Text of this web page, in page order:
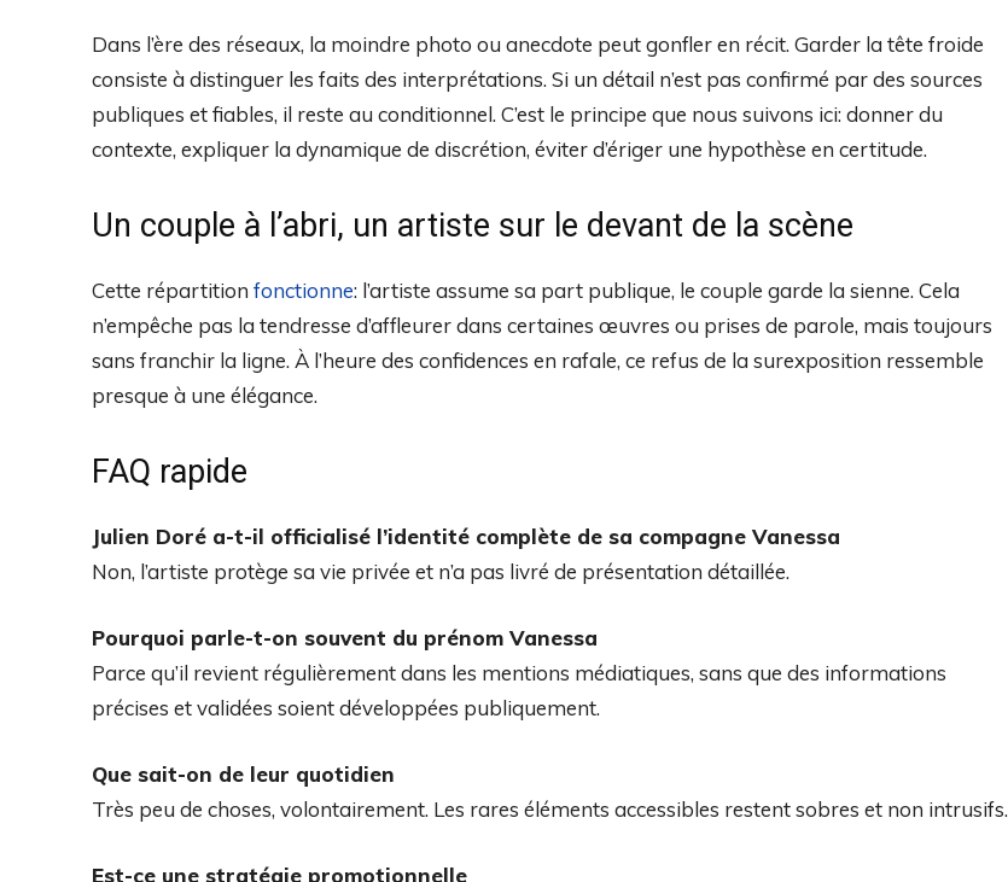
Dans l’ère des réseaux, la moindre photo ou anecdote peut gonfler en récit. Garder la tête froide
consiste à distinguer les faits des interprétations. Si un détail n’est pas confirmé par des sources
publiques et fiables, il reste au conditionnel. C’est le principe que nous suivons ici: donner du
contexte, expliquer la dynamique de discrétion, éviter d’ériger une hypothèse en certitude.
Un couple à l’abri, un artiste sur le devant de la scène
Cette répartition fonctionne: l’artiste assume sa part publique, le couple garde la sienne. Cela
n’empêche pas la tendresse d’affleurer dans certaines œuvres ou prises de parole, mais toujours
sans franchir la ligne. À l’heure des confidences en rafale, ce refus de la surexposition ressemble
presque à une élégance.
FAQ rapide
Julien Doré a-t-il officialisé l’identité complète de sa compagne Vanessa
Non, l’artiste protège sa vie privée et n’a pas livré de présentation détaillée.
Pourquoi parle-t-on souvent du prénom Vanessa
Parce qu’il revient régulièrement dans les mentions médiatiques, sans que des informations
précises et validées soient développées publiquement.
Que sait-on de leur quotidien
Très peu de choses, volontairement. Les rares éléments accessibles restent sobres et non intrusifs.
Est-ce une stratégie promotionnelle